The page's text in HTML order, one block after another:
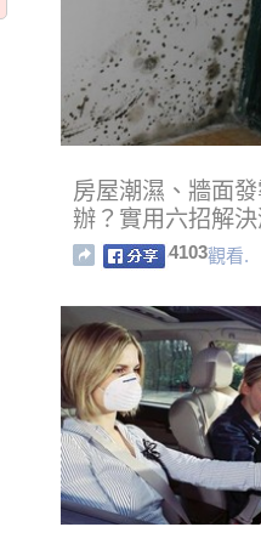
房屋潮濕、牆面
辦？實用六招解
用！
4103觀看.